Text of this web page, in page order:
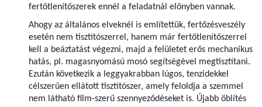
fertőtlenítőszerek ennél a feladatnál előnyben vannak.
Ahogy az általános elveknél is említettük, fertőzésveszély
esetén nem tisztítószerrel, hanem már fertőtlenítőszerrel
kell a beáztatást végezni, majd a felületet erős mechanikus
hatás, pl. magasnyomású mosó segítségével megtisztítani.
Ezután következik a leggyakrabban lúgos, tenzidekkel
célszerűen ellátott tisztítószer, amely feloldja a szemmel
nem látható film-szerű szennyeződéseket is. Újabb öblítés